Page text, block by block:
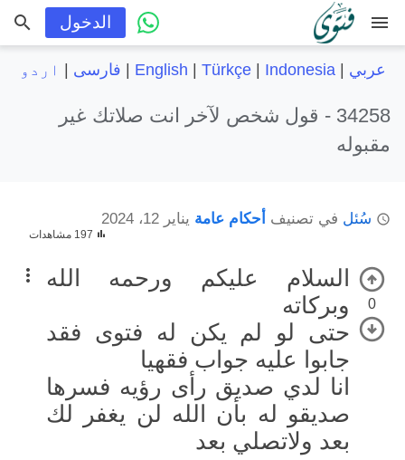
menu الدخول
عربي |
English Türkçe| Indonesia فارسی اردو
34258 -
قول شخص لآخر انت صلاتك غير
مقبوله
سُئل في تصنيف أحكام عامة يناير 12، 2024
197 مشاهدات
0
السلام عليكم ورحمه الله
وبركاته
حتى لو لم يكن له فتوى فقد
جابوا عليه جواب فقهيا
انا لدي صديق رأى رؤيه فسرها
صديقو له بأن الله لن يغفر لك
بعد ولاتصلي بعد